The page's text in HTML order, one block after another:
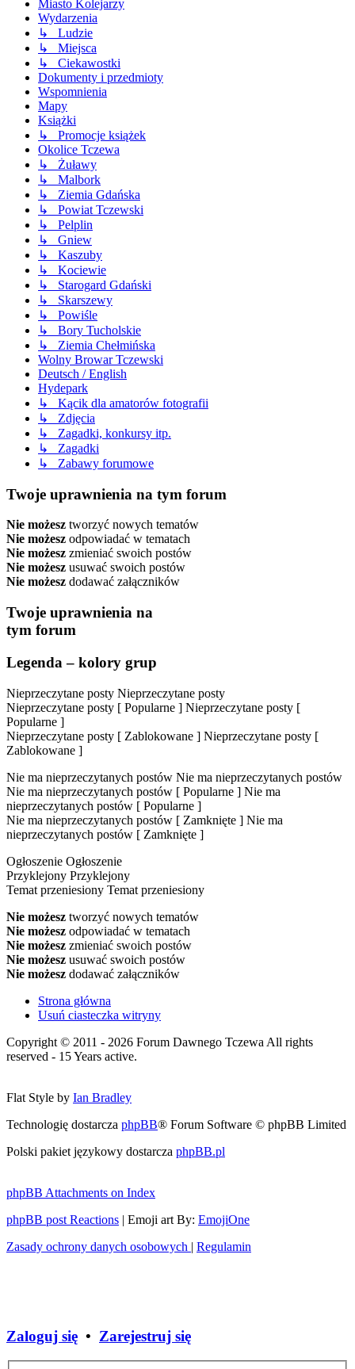
Miasto Kolejarzy
Wydarzenia
↳ Ludzie
↳ Miejsca
↳ Ciekawostki
Dokumenty i przedmioty
Wspomnienia
Mapy
Książki
↳ Promocje książek
Okolice Tczewa
↳ Żuławy
↳ Malbork
↳ Ziemia Gdańska
↳ Powiat Tczewski
↳ Pelplin
↳ Gniew
↳ Kaszuby
↳ Kociewie
↳ Starogard Gdański
↳ Skarszewy
↳ Powiśle
↳ Bory Tucholskie
↳ Ziemia Chełmińska
Wolny Browar Tczewski
Deutsch / English
Hydepark
↳ Kącik dla amatorów fotografii
↳ Zdjęcia
↳ Zagadki, konkursy itp.
↳ Zagadki
↳ Zabawy forumowe
Twoje uprawnienia na tym forum
Nie możesz tworzyć nowych tematów
Nie możesz odpowiadać w tematach
Nie możesz zmieniać swoich postów
Nie możesz usuwać swoich postów
Nie możesz dodawać załączników
Twoje uprawnienia na
tym forum
Legenda – kolory grup
Nieprzeczytane posty Nieprzeczytane posty
Nieprzeczytane posty [ Popularne ] Nieprzeczytane posty [
Popularne ]
Nieprzeczytane posty [ Zablokowane ] Nieprzeczytane posty [
Zablokowane ]
Nie ma nieprzeczytanych postów Nie ma nieprzeczytanych postów
Nie ma nieprzeczytanych postów [ Popularne ] Nie ma
nieprzeczytanych postów [ Popularne ]
Nie ma nieprzeczytanych postów [ Zamknięte ] Nie ma
nieprzeczytanych postów [ Zamknięte ]
Ogłoszenie Ogłoszenie
Przyklejony Przyklejony
Temat przeniesiony Temat przeniesiony
Nie możesz tworzyć nowych tematów
Nie możesz odpowiadać w tematach
Nie możesz zmieniać swoich postów
Nie możesz usuwać swoich postów
Nie możesz dodawać załączników
Strona główna
Usuń ciasteczka witryny
Copyright © 2011 - 2026 Forum Dawnego Tczewa All rights
reserved - 15 Years active.
Flat Style by Ian Bradley
Technologię dostarcza phpBB® Forum Software © phpBB Limited
Polski pakiet językowy dostarcza phpBB.pl
phpBB Attachments on Index
phpBB post Reactions | Emoji art By: EmojiOne
Zasady ochrony danych osobowych | Regulamin
Zaloguj się • Zarejestruj się